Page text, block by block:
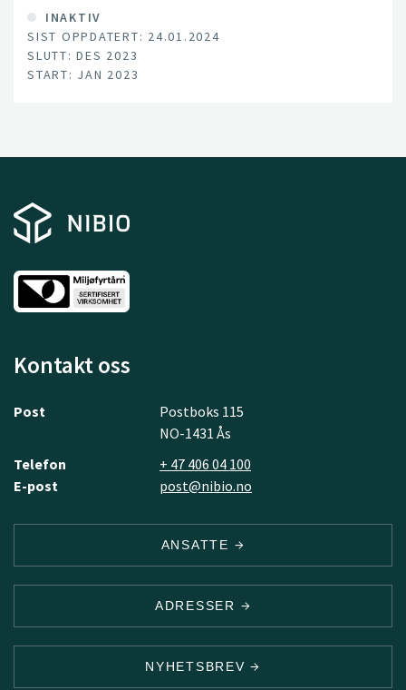
landbruksbygg, samt samspillet mellom privat og
offentlig investeringskapital i forbindelse med
investeringene som foretas i jordbruket.
INAKTIV
SIST OPPDATERT: 24.01.2024
SLUTT: DES 2023
START: JAN 2023
Kontakt oss
Post
Postboks 115
NO-1431 Ås
Telefon
+ 47 406 04 100
E-post
post@nibio.no
ANSATTE
ADRESSER
NYHETSBREV